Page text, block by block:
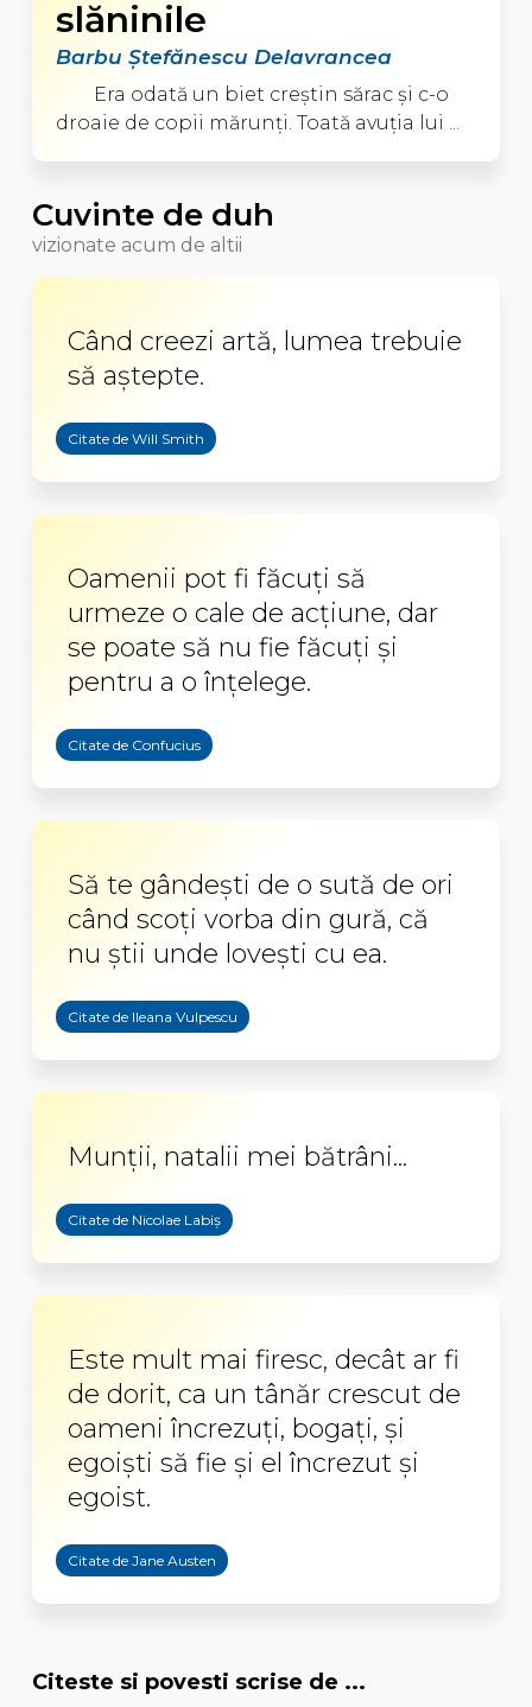
slăninile
Barbu Ştefănescu Delavrancea
Era odată un biet creştin sărac şi c-o
droaie de copii mărunţi. Toată avuţia lui ...
Cuvinte de duh
vizionate acum de altii
Când creezi artă, lumea trebuie
să aştepte.
Citate de Will Smith
Oamenii pot fi făcuţi să
urmeze o cale de acţiune, dar
se poate să nu fie făcuţi şi
pentru a o înţelege.
Citate de Confucius
Să te gândeşti de o sută de ori
când scoţi vorba din gură, că
nu ştii unde loveşti cu ea.
Citate de Ileana Vulpescu
Munţii, natalii mei bătrâni...
Citate de Nicolae Labiș
Este mult mai firesc, decât ar fi
de dorit, ca un tânăr crescut de
oameni încrezuţi, bogaţi, şi
egoişti să fie şi el încrezut şi
egoist.
Citate de Jane Austen
Citeste si povesti scrise de ...